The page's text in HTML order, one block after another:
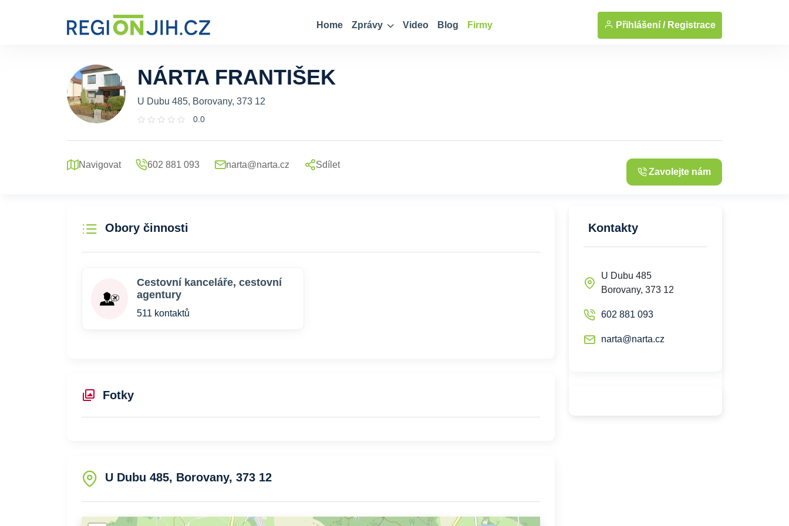
Home Zprávy Video Blog Firmy Přihlášení / Registrace
... Zobrazit fotografie
NÁRTA FRANTIŠEK
U Dubu 485, Borovany, 373 12
0.0
Navigovat 602 881 093 narta@narta.cz Sdílet
Zavolejte nám
Obory činnosti
Cestovní kanceláře, cestovní
agentury
511 kontaktů
Fotky
U Dubu 485, Borovany, 373 12
Kontakty
U Dubu 485
Borovany, 373 12
602 881 093
narta@narta.cz